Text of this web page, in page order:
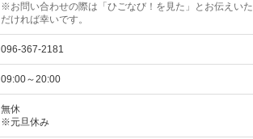
※お問い合わせの際は「ひごなび！を見た」とお伝えいた
だければ幸いです。
096-367-2181
09:00～20:00
無休
※元旦休み